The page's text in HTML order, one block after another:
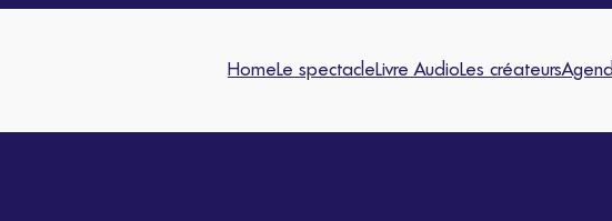
HomeLe spectacleLivre AudioLes créateurs